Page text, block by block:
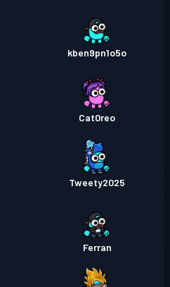
kben9pn1o5o
Cat0reo
Tweety2025
Ferran